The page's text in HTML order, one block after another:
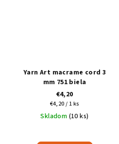
Yarn Art macrame cord 3
mm 751 biela
€4,20
Jednotková
cena:
€4,20 / 1 ks
Skladom (10 ks)